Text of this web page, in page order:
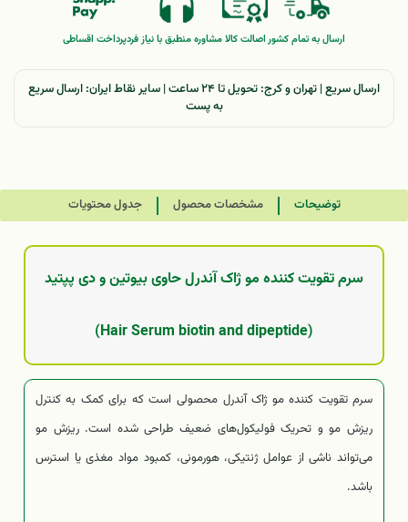
ارسال به تمام کشوراصالت کالامشاوره منطبق با نیاز فردپرداخت اقساطی
ارسال سریع | تهران و کرج: تحویل تا ۲۴ ساعت | سایر نقاط ایران: ارسال سریع
به پست
توضیحات مشخصات محصول جدول محتویات
سرم تقویت کننده مو ژاک آندرل حاوی بیوتین و دی پپتید
(Hair Serum biotin and dipeptide)
سرم تقویت کننده مو ژاک آندرل محصولی است که برای کمک به کنترل
ریزش مو و تحریک فولیکول‌های ضعیف طراحی شده است. ریزش مو
می‌تواند ناشی از عوامل ژنتیکی، هورمونی، کمبود مواد مغذی یا استرس
باشد.